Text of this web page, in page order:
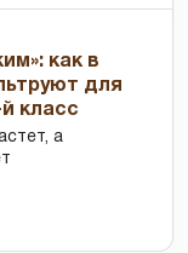
как в
для
класс
а